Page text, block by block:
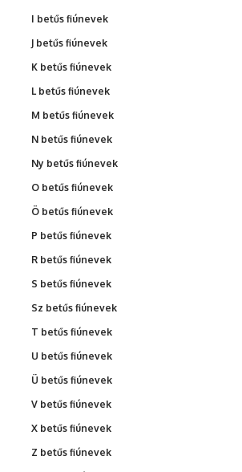
I betűs fiúnevek
J betűs fiúnevek
K betűs fiúnevek
L betűs fiúnevek
M betűs fiúnevek
N betűs fiúnevek
Ny betűs fiúnevek
O betűs fiúnevek
Ö betűs fiúnevek
P betűs fiúnevek
R betűs fiúnevek
S betűs fiúnevek
Sz betűs fiúnevek
T betűs fiúnevek
U betűs fiúnevek
Ü betűs fiúnevek
V betűs fiúnevek
X betűs fiúnevek
Z betűs fiúnevek